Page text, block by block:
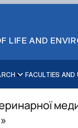
LIFE AND
FACULTIES AND